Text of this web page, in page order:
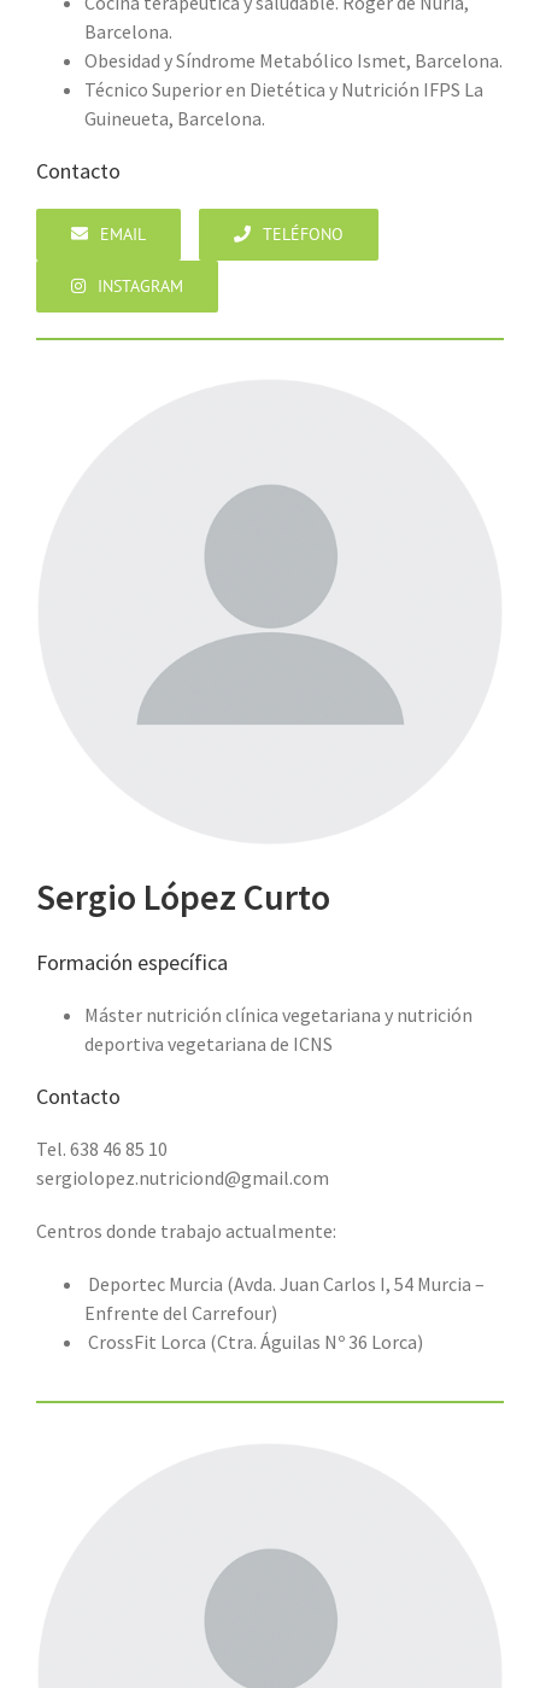
Barcelona.
Obesidad y Síndrome Metabólico Ismet, Barcelona.
Técnico Superior en Dietética y Nutrición IFPS La
Guineueta, Barcelona.
Contacto
EMAIL TELÉFONO
INSTAGRAM
Sergio López Curto
Formación específica
Máster nutrición clínica vegetariana y nutrición
deportiva vegetariana de ICNS
Contacto
Tel. 638 46 85 10
sergiolopez.nutriciond@gmail.com
Centros donde trabajo actualmente:
Deportec Murcia (Avda. Juan Carlos I, 54 Murcia –
Enfrente del Carrefour)
CrossFit Lorca (Ctra. Águilas Nº 36 Lorca)